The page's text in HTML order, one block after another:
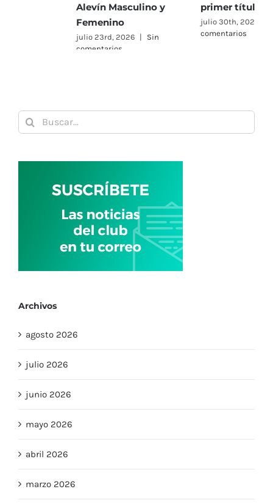
Alevín Masculino y
|
Sin
primer título de 2026
|
Sin
comentarios
Buscar: